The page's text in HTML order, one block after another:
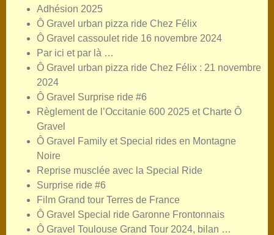
Adhésion 2025
Ô Gravel urban pizza ride Chez Félix
Ô Gravel cassoulet ride 16 novembre 2024
Par ici et par là …
Ô Gravel urban pizza ride Chez Félix : 21 novembre
2024
Ô Gravel Surprise ride #6
Règlement de l’Occitanie 600 2025 et Charte Ô
Gravel
Ô Gravel Family et Special rides en Montagne
Noire
Reprise musclée avec la Special Ride
Surprise ride #6
Film Grand tour Terres de France
Ô Gravel Special ride Garonne Frontonnais
Ô Gravel Toulouse Grand Tour 2024, bilan …